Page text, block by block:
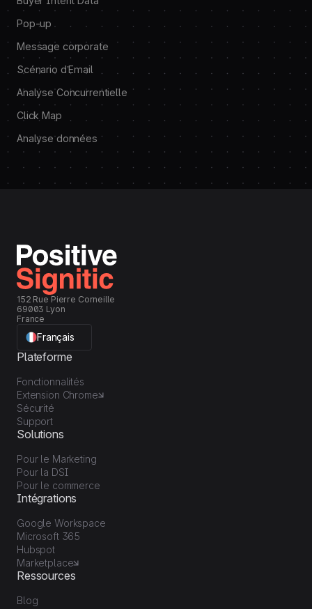
Pop-up
Message corporate
Scénario d’Email
Analyse Concurrentielle
Click Map
Analyse données
152 Rue Pierre Corneille
69003 Lyon
France
Français
Plateforme
Fonctionnalités
Extension Chrome
Sécurité
Support
Solutions
Pour le Marketing
Pour la DSI
Pour le commerce
Intégrations
Google Workspace
Microsoft 365
Hubspot
Marketplace
Ressources
Blog